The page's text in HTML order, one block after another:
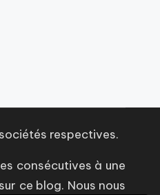
respectives.
consécutives à une
ce blog. Nous nous